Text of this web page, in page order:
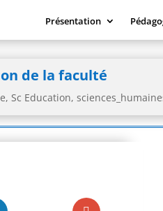
Présentation
de la faculté
, Sc Education,